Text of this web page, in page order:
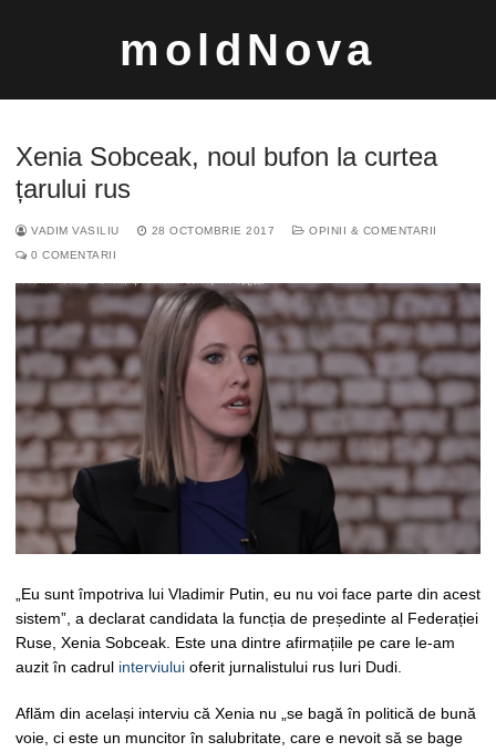
moldNova
Xenia Sobceak, noul bufon la curtea
țarului rus
VADIM VASILIU 28 OCTOMBRIE 2017
OPINII & COMENTARII
0 COMENTARII
„Eu sunt împotriva lui Vladimir Putin, eu nu voi face parte din acest
sistem”, a declarat candidata la funcția de președinte al Federației
Ruse, Xenia Sobceak. Este una dintre afirmațiile pe care le-am
auzit în cadrul interviului oferit jurnalistului rus Iuri Dudi.
Aflăm din același interviu că Xenia nu „se bagă în politică de bună
voie, ci este un muncitor în salubritate, care e nevoit să se bage